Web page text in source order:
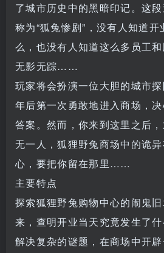
了城市历史中的黑暗印记。这
称为“狐兔惨剧”，没有人知道
么，也没有人知道这么多员工
无影无踪……
玩家将会扮演一位大胆的城市
年后第一次勇敢地进入商场，
答案。然而，你来到这里之后
无一人，狐狸野兔商场中的诡
心，要把你留在那里……
主要特点
探索狐狸野兔购物中心的闹鬼
来，查明开业当天究竟发生了什
解决复杂的谜题，在商场中开辟